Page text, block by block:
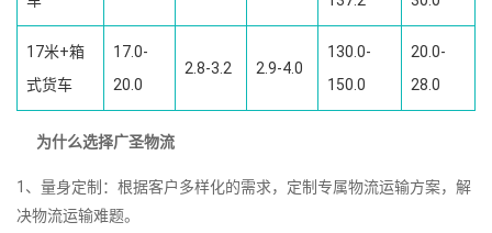
17米+箱
式货车
17.0-
20.0
2.8-3.2 2.9-4.0
130.0-
150.0
20.0-
28.0
为什么选择广圣物流
1、量身定制：根据客户多样化的需求，定制专属物流运输方案，解
决物流运输难题。